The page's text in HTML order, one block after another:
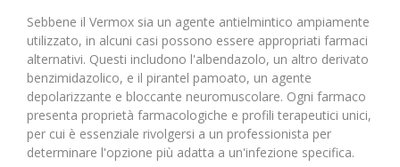
Sebbene il Vermox sia un agente antielmintico ampiamente
utilizzato, in alcuni casi possono essere appropriati farmaci
alternativi. Questi includono l'albendazolo, un altro derivato
benzimidazolico, e il pirantel pamoato, un agente
depolarizzante e bloccante neuromuscolare. Ogni farmaco
presenta proprietà farmacologiche e profili terapeutici unici,
per cui è essenziale rivolgersi a un professionista per
determinare l'opzione più adatta a un'infezione specifica.